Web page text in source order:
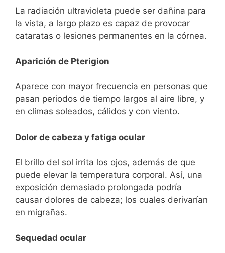
La radiación ultravioleta puede ser dañina para
la vista, a largo plazo es capaz de provocar
cataratas o lesiones permanentes en la córnea.
Aparición de Pterigion
Aparece con mayor frecuencia en personas que
pasan periodos de tiempo largos al aire libre, y
en climas soleados, cálidos y con viento.
Dolor de cabeza y fatiga ocular
El brillo del sol irrita los ojos, además de que
puede elevar la temperatura corporal. Así, una
exposición demasiado prolongada podría
causar dolores de cabeza; los cuales derivarían
en migrañas.
Sequedad ocular